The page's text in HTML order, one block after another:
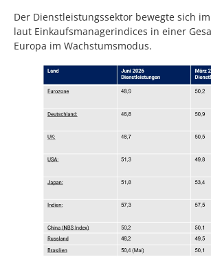
Der Dienstleistungssektor bewegte sich
laut Einkaufsmanagerindices in einer
Europa im Wachstumsmodus.